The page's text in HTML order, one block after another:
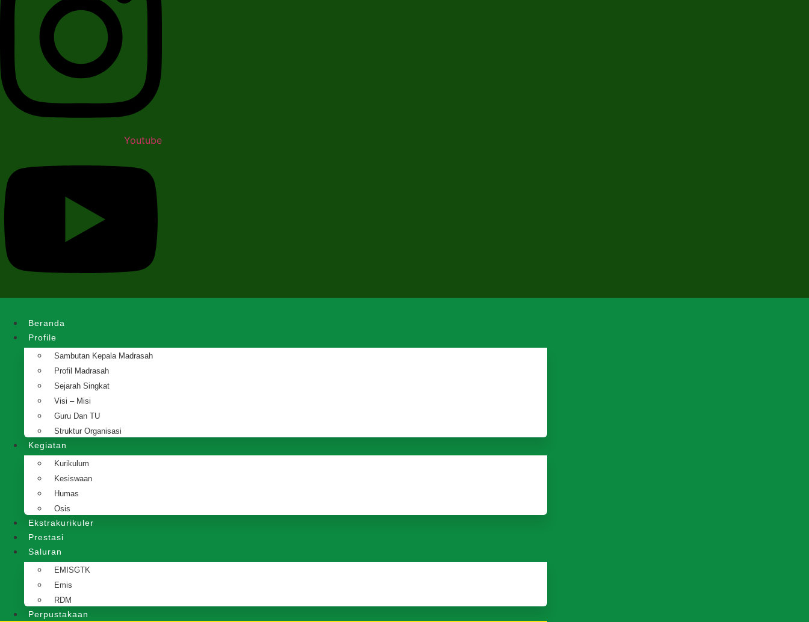
Youtube
Beranda
Profile
Sambutan Kepala Madrasah
Profil Madrasah
Sejarah Singkat
Visi – Misi
Guru Dan TU
Struktur Organisasi
Kegiatan
Kurikulum
Kesiswaan
Humas
Osis
Ekstrakurikuler
Prestasi
Saluran
EMISGTK
Emis
RDM
Perpustakaan